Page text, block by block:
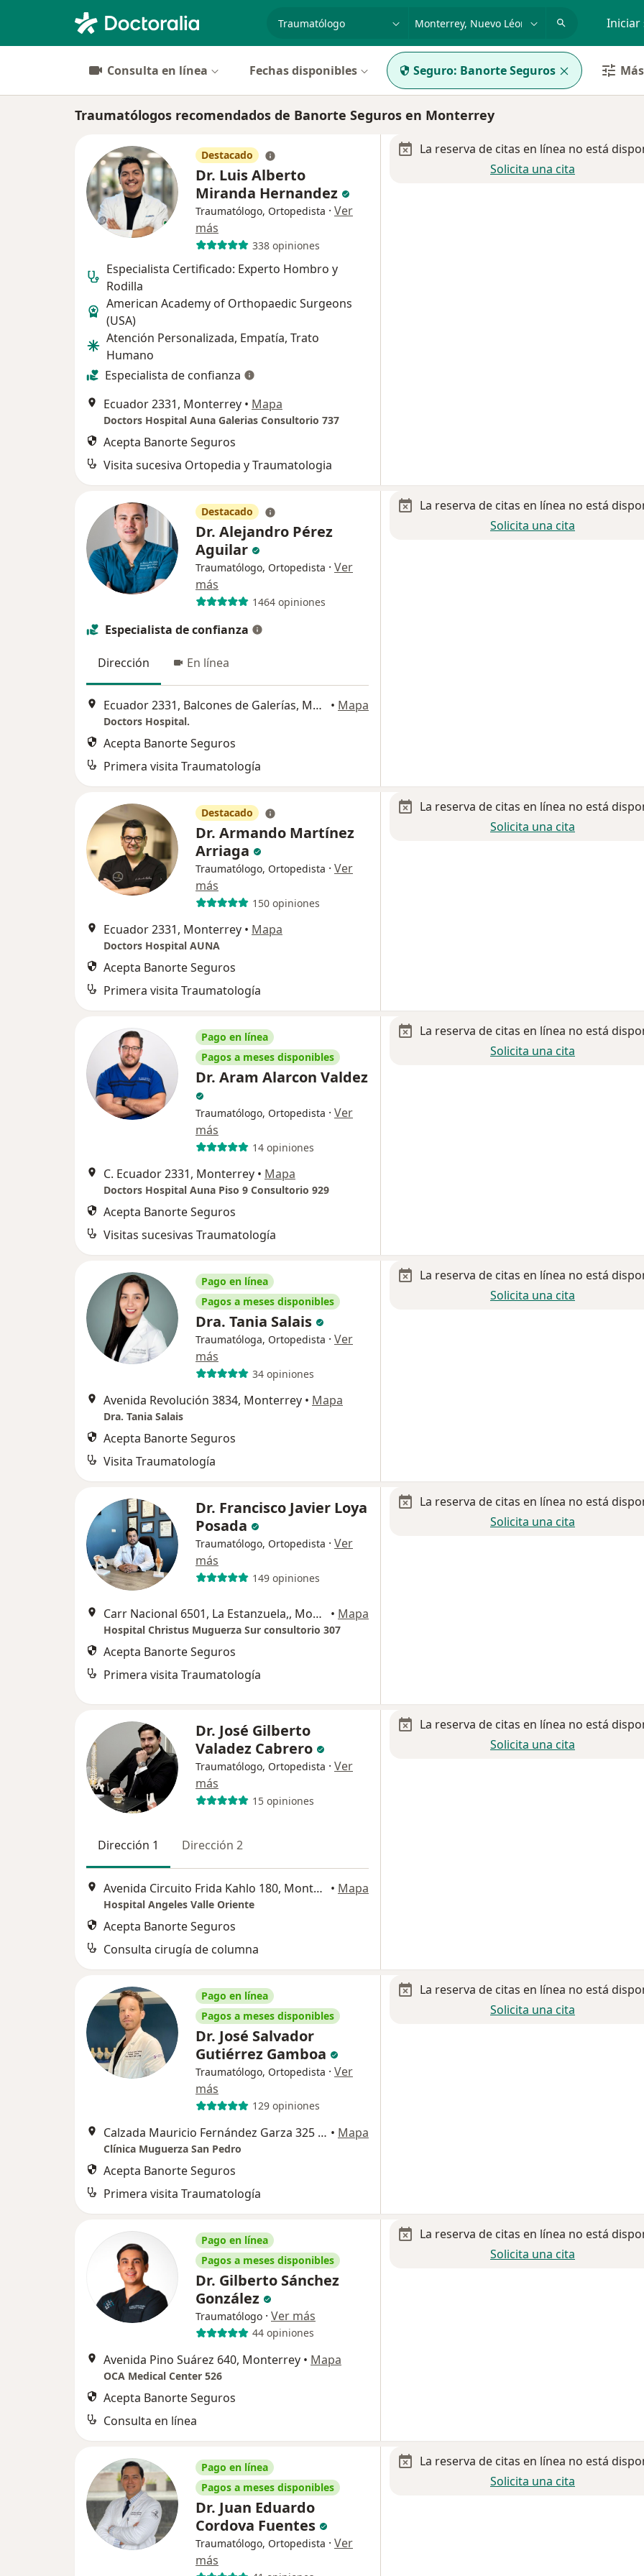
especialidad, enfermedad o nombre Iniciar
Consulta en línea Fechas disponibles Seguro: Banorte Seguros
Traumatólogos recomendados de Banorte Seguros en Monterrey
Destacado
Dr. Luis Alberto
Miranda Hernandez
Traumatólogo, Ortopedista · Ver
más
338 opiniones
Especialista Certificado: Experto Hombro y
Rodilla
American Academy of Orthopaedic Surgeons
(USA)
Atención Personalizada, Empatía, Trato
Humano
Especialista de confianza
Ecuador 2331, Monterrey • Mapa
Doctors Hospital Auna Galerias Consultorio 737
Acepta Banorte Seguros
Visita sucesiva Ortopedia y Traumatologia
La reserva de citas en línea no está
Solicita una cita
Destacado
Dr. Alejandro Pérez
Aguilar
Traumatólogo, Ortopedista · Ver
más
1464 opiniones
Especialista de confianza
Dirección En línea
Ecuador 2331, Balcones de Galerías, Monterrey • Mapa
Doctors Hospital.
Acepta Banorte Seguros
Primera visita Traumatología
La reserva de citas en línea no está
Solicita una cita
Destacado
Dr. Armando Martínez
Arriaga
Traumatólogo, Ortopedista · Ver
más
150 opiniones
Ecuador 2331, Monterrey • Mapa
Doctors Hospital AUNA
Acepta Banorte Seguros
Primera visita Traumatología
La reserva de citas en línea no está
Solicita una cita
Pago en línea
Pagos a meses disponibles
Dr. Aram Alarcon Valdez
Traumatólogo, Ortopedista · Ver
más
14 opiniones
C. Ecuador 2331, Monterrey • Mapa
Doctors Hospital Auna Piso 9 Consultorio 929
Acepta Banorte Seguros
Visitas sucesivas Traumatología
La reserva de citas en línea no está
Solicita una cita
Pago en línea
Pagos a meses disponibles
Dra. Tania Salais
Traumatóloga, Ortopedista · Ver
más
34 opiniones
Avenida Revolución 3834, Monterrey • Mapa
Dra. Tania Salais
Acepta Banorte Seguros
Visita Traumatología
La reserva de citas en línea no está
Solicita una cita
Dr. Francisco Javier Loya
Posada
Traumatólogo, Ortopedista · Ver
más
149 opiniones
Carr Nacional 6501, La Estanzuela,, Monterrey • Mapa
Hospital Christus Muguerza Sur consultorio 307
Acepta Banorte Seguros
Primera visita Traumatología
La reserva de citas en línea no está
Solicita una cita
Dr. José Gilberto
Valadez Cabrero
Traumatólogo, Ortopedista · Ver
más
15 opiniones
Dirección 1 Dirección 2
Avenida Circuito Frida Kahlo 180, Monterrey • Mapa
Hospital Angeles Valle Oriente
Acepta Banorte Seguros
Consulta cirugía de columna
La reserva de citas en línea no está
Solicita una cita
Pago en línea
Pagos a meses disponibles
Dr. José Salvador
Gutiérrez Gamboa
Traumatólogo, Ortopedista · Ver
más
129 opiniones
Calzada Mauricio Fernández Garza 325 del Valle, San Pedro Garza Garcia • Mapa
Clínica Muguerza San Pedro
Acepta Banorte Seguros
Primera visita Traumatología
La reserva de citas en línea no está
Solicita una cita
Pago en línea
Pagos a meses disponibles
Dr. Gilberto Sánchez
González
Traumatólogo · Ver más
44 opiniones
Avenida Pino Suárez 640, Monterrey • Mapa
OCA Medical Center 526
Acepta Banorte Seguros
Consulta en línea
La reserva de citas en línea no está
Solicita una cita
Pago en línea
Pagos a meses disponibles
Dr. Juan Eduardo
Cordova Fuentes
Traumatólogo, Ortopedista · Ver
más
La reserva de citas en línea no está
Solicita una cita